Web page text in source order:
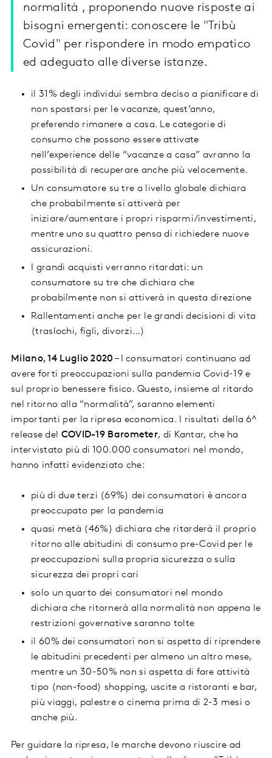
normalità , proponendo nuove risposte ai
bisogni emergenti: conoscere le "Tribù
Covid" per rispondere in modo empatico
ed adeguato alle diverse istanze.
il 31% degli individui sembra deciso a pianificare di
non spostarsi per le vacanze, quest’anno,
preferendo rimanere a casa. Le categorie di
consumo che possono essere attivate
nell’experience delle “vacanze a casa” avranno la
possibilità di recuperare anche più velocemente.
Un consumatore su tre a livello globale dichiara
che probabilmente si attiverà per
iniziare/aumentare i propri risparmi/investimenti,
mentre uno su quattro pensa di richiedere nuove
assicurazioni.
I grandi acquisti verranno ritardati: un
consumatore su tre che dichiara che
probabilmente non si attiverà in questa direzione
Rallentamenti anche per le grandi decisioni di vita
(traslochi, figli, divorzi…)
Milano, 14 Luglio 2020 – I consumatori continuano ad
avere forti preoccupazioni sulla pandemia Covid-19 e
sul proprio benessere fisico. Questo, insieme al ritardo
nel ritorno alla “normalità”, saranno elementi
importanti per la ripresa economica. I risultati della 6^
release del COVID-19 Barometer, di Kantar, che ha
intervistato più di 100.000 consumatori nel mondo,
hanno infatti evidenziato che:
più di due terzi (69%) dei consumatori è ancora
preoccupato per la pandemia
quasi metà (46%) dichiara che ritarderà il proprio
ritorno alle abitudini di consumo pre-Covid per le
preoccupazioni sulla propria sicurezza o sulla
sicurezza dei propri cari
solo un quarto dei consumatori nel mondo
dichiara che ritornerà alla normalità non appena le
restrizioni governative saranno tolte
il 60% dei consumatori non si aspetta di riprendere
le abitudini precedenti per almeno un altro mese,
mentre un 30-50% non si aspetta di fare attività
tipo (non-food) shopping, uscite a ristoranti e bar,
più viaggi, palestre o cinema prima di 2-3 mesi o
anche più.
Per guidare la ripresa, le marche devono riuscire ad